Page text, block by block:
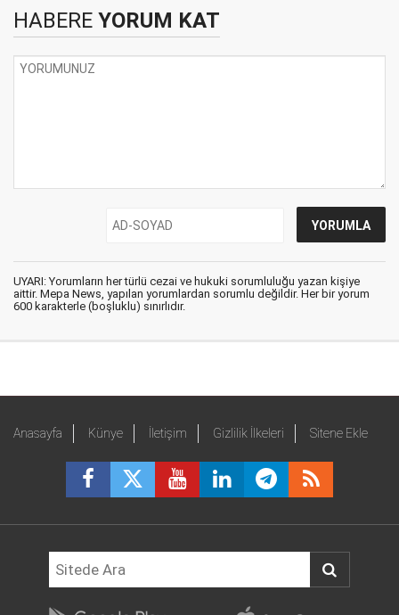
HABERE YORUM KAT
UYARI: Yorumların her türlü cezai ve hukuki sorumluluğu yazan kişiye
aittir. Mepa News, yapılan yorumlardan sorumlu değildir. Her bir yorum
600 karakterle (boşluklu) sınırlıdır.
Anasayfa Künye İletişim Gizlilik İlkeleri Sitene Ekle